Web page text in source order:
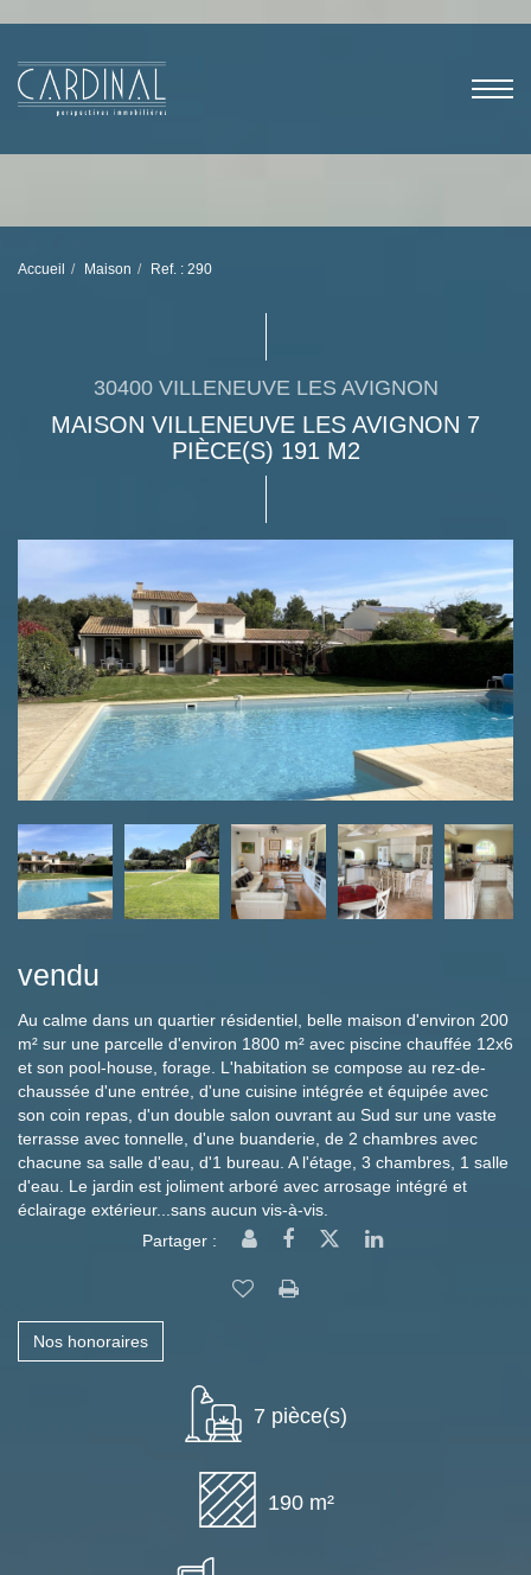
Accueil Maison Ref. : 290
30400 VILLENEUVE LES AVIGNON
MAISON VILLENEUVE LES AVIGNON 7
PIÈCE(S) 191 M2
vendu
Au calme dans un quartier résidentiel, belle maison d'environ 200
m² sur une parcelle d'environ 1800 m² avec piscine chauffée 12x6
et son pool-house, forage. L'habitation se compose au rez-de-
chaussée d'une entrée, d'une cuisine intégrée et équipée avec
son coin repas, d'un double salon ouvrant au Sud sur une vaste
terrasse avec tonnelle, d'une buanderie, de 2 chambres avec
chacune sa salle d'eau, d'1 bureau. A l'étage, 3 chambres, 1 salle
d'eau. Le jardin est joliment arboré avec arrosage intégré et
éclairage extérieur...sans aucun vis-à-vis.
Partager :
Nos honoraires
7 pièce(s)
190 m²